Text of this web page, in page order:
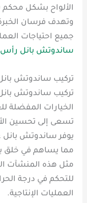
الألواح بشكل محكم
وتهدف فرسان الخبرة
جميع احتياجات
ساندوتش بانل رأس
تركيب ساندوتش
تركيب ساندوتش
الخيارات المفضلة
تسعى إلى تحسين
يوفر ساندوتش بانل
مما يساهم في خلق
مثل هذه المنشآت
للتحكم في درجة
العمليات الإنتاجية.